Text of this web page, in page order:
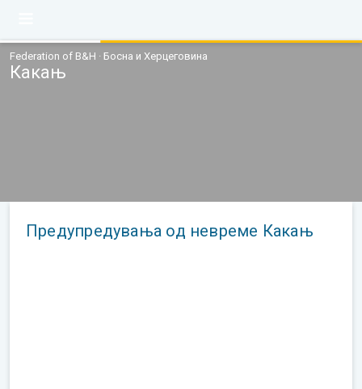
Federation of B&H · Босна и Херцеговина
Какањ
Предупредувања од невреме Какањ